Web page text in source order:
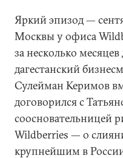
Яркий эпизод —
Москвы у офиса
за несколько
дагестанский
Сулейман Керимов
договорился с
соосновательницей
Wildberries — о
крупнейшим в